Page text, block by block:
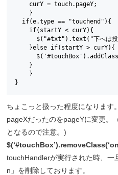
    curY = touch.pageY;
    }
  if(e.type == "touchend"){
    if(startY < curY){
$("#txt").text("下へは投
    }else if(startY > curY){
    }
    }
}
ちょこっと扱った程度になります。
pageXだったのをpageYに変更。
となるので注意。)
touchHandlerが実行された時、一
n」を削除しております。